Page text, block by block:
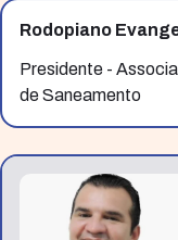
Rodopiano
Presidente -
de Saneamento